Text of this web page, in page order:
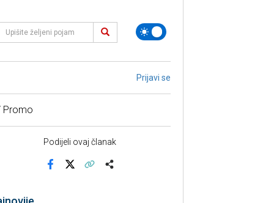
Prijavi se
Promo
Podijeli ovaj članak